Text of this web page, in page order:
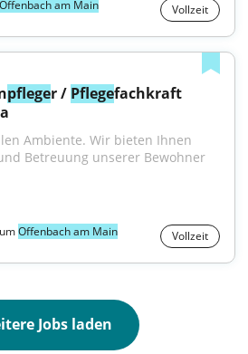
Offenbach am Main Vollzeit
pfleger / Pflegefachkraft
Ambiente. Wir bieten Ihnen
Betreuung unserer Bewohner
Offenbach am Main Vollzeit
Jobs laden